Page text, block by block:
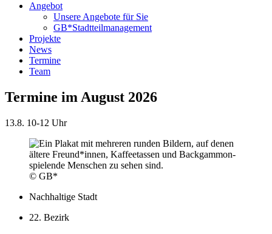
Angebot
Unsere Angebote für Sie
GB*Stadtteilmanagement
Projekte
News
Termine
Team
Termine im August 2026
13.8. 10-12 Uhr
© GB*
Nachhaltige Stadt
22. Bezirk